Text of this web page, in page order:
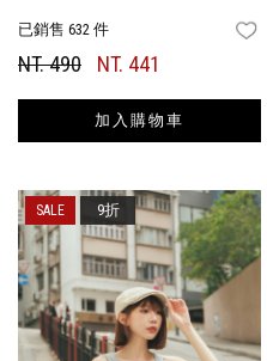
已銷售 632 件
NT. 490 NT. 441
加入購物車
9折